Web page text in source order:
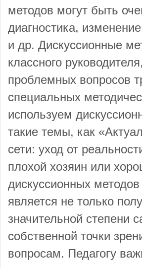
методов могут быть
диагностика,
и др. Дискуссионные
классного
проблемных вопросов
специальных
используем
такие темы, как
сети: уход от
плохой хозяин или
дискуссионных
является не только
значительной степени
собственной точки
вопросам. Педагогу